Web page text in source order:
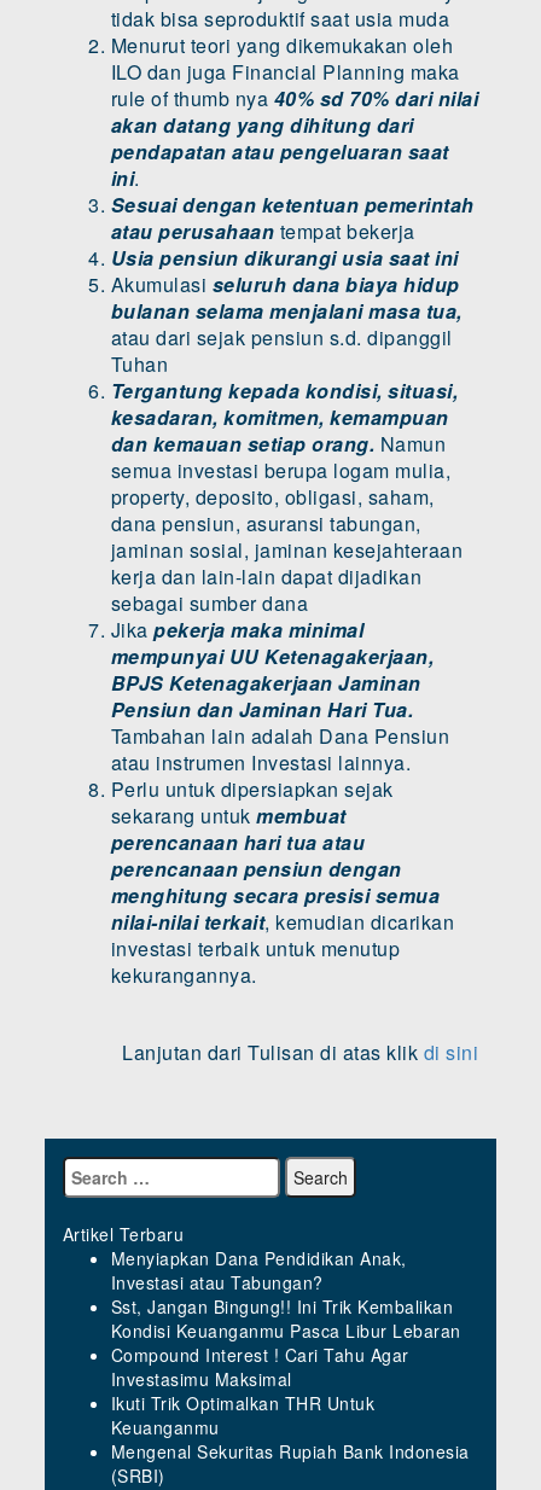
tidak bisa seproduktif saat usia muda
Menurut teori yang dikemukakan oleh
ILO dan juga Financial Planning maka
rule of thumb nya 40% sd 70% dari nilai
akan datang yang dihitung dari
pendapatan atau pengeluaran saat
ini.
Sesuai dengan ketentuan pemerintah
atau perusahaan tempat bekerja
Usia pensiun dikurangi usia saat ini
Akumulasi seluruh dana biaya hidup
bulanan selama menjalani masa tua,
atau dari sejak pensiun s.d. dipanggil
Tuhan
Tergantung kepada kondisi, situasi,
kesadaran, komitmen, kemampuan
dan kemauan setiap orang. Namun
semua investasi berupa logam mulia,
property, deposito, obligasi, saham,
dana pensiun, asuransi tabungan,
jaminan sosial, jaminan kesejahteraan
kerja dan lain-lain dapat dijadikan
sebagai sumber dana
Jikapekerja maka minimal
mempunyai UU Ketenagakerjaan,
BPJS Ketenagakerjaan Jaminan
Pensiun dan Jaminan Hari Tua.
Tambahan lain adalah Dana Pensiun
atau instrumen Investasi lainnya.
Perlu untuk dipersiapkan sejak
sekarang untukmembuat
perencanaan hari tua atau
perencanaan pensiun dengan
menghitung secara presisi semua
nilai-nilai terkait, kemudian dicarikan
investasi terbaik untuk menutup
kekurangannya.
Lanjutan dari Tulisan di atas klik di sini
Artikel Terbaru
Menyiapkan Dana Pendidikan Anak,
Investasi atau Tabungan?
Sst, Jangan Bingung!! Ini Trik Kembalikan
Kondisi Keuanganmu Pasca Libur Lebaran
Compound Interest ! Cari Tahu Agar
Investasimu Maksimal
Ikuti Trik Optimalkan THR Untuk
Keuanganmu
Mengenal Sekuritas Rupiah Bank Indonesia
(SRBI)